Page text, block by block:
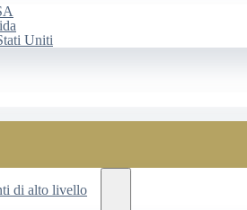
Uniti
di alto livello